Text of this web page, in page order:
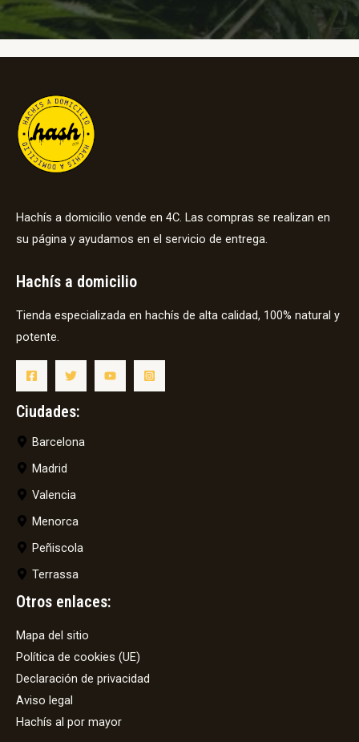
Hachís a domicilio vende en 4C. Las compras se realizan en
su página y ayudamos en el servicio de entrega.
Hachís a domicilio
Tienda especializada en hachís de alta calidad, 100% natural y
potente.
Ciudades:
Barcelona
Madrid
Valencia
Menorca
Peñiscola
Terrassa
Otros enlaces:
Mapa del sitio
Política de cookies (UE)
Declaración de privacidad
Aviso legal
Hachís al por mayor